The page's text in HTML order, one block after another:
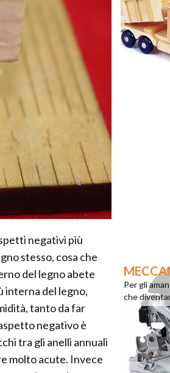
negativi più
stesso, cosa che
del legno abete
interna del legno,
tanto da far
negativo è
tra gli anelli annuali
molto acute. Invece
Per gli
che